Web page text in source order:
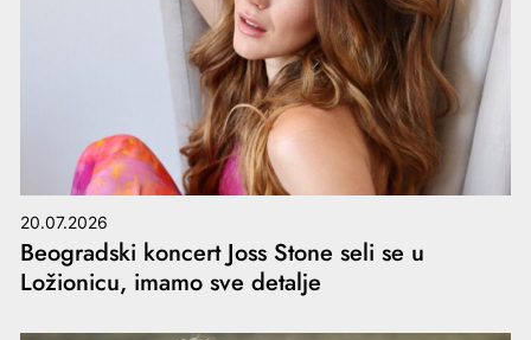
20.07.2026
Beogradski koncert Joss Stone seli se u
Ložionicu, imamo sve detalje